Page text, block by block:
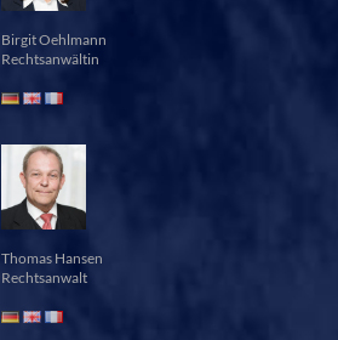
Birgit Oehlmann
Rechtsanwältin
Thomas Hansen
Rechtsanwalt